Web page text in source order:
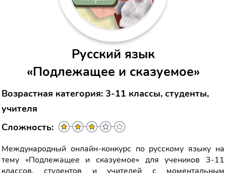
Русский язык
«Подлежащее и сказуемое»
Возрастная категория: 3-11 классы, студенты,
учителя
Сложность:
Международный онлайн-конкурс по русскому языку на
тему «Подлежащее и сказуемое» для учеников 3-11